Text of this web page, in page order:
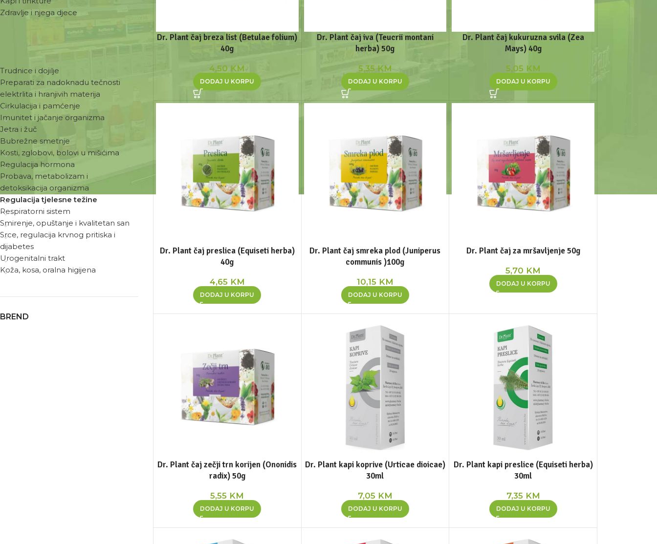
Zdravlje i njega djece
ZDRAVSTVENE POTREBE
Trudnice i dojilje
Preparati za nadoknadu tečnosti
elektrlita i hranjivih materija
Cirkulacija i pamćenje
Imunitet i jačanje organizma
Jetra i žuč
Bubrežne smetnje
Kosti, zglobovi, bolovi u mišićima
Regulacija hormona
Probava, metabolizam i
detoksikacija organizma
Regulacija tjelesne težine
Respiratorni sistem
Smirenje, opuštanje i kvalitetan san
Srce, regulacija krvnog pritiska i
dijabetes
Urogenitalni trakt
Koža, kosa, oralna higijena
BREND
Dr. Plant čaj breza list (Betulae folium)
40g
4,50 KM
DODAJ U KORPU
Dr. Plant čaj iva (Teucrii montani
herba) 50g
5,35 KM
DODAJ U KORPU
Dr. Plant čaj kukuruzna svila (Zea
Mays) 40g
5,05 KM
DODAJ U KORPU
Dr. Plant čaj preslica (Equiseti herba)
40g
4,65 KM
DODAJ U KORPU
Dr. Plant čaj smreka plod (Juniperus
communis )100g
10,15 KM
DODAJ U KORPU
Dr. Plant čaj za mršavljenje 50g
5,70 KM
DODAJ U KORPU
Dr. Plant čaj zečji trn korijen (Ononidis
radix) 50g
5,55 KM
DODAJ U KORPU
Dr. Plant kapi koprive (Urticae dioicae)
30ml
7,05 KM
DODAJ U KORPU
Dr. Plant kapi preslice (Equiseti herba)
30ml
7,35 KM
DODAJ U KORPU